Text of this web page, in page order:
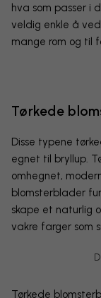
hva som passer i
veldig enkle å
mange rom og til
Tørkede
Disse typene
egnet til bryllup.
omhegnet,
blomsterblader
skape et naturlig
vakre farger som
Tørkede